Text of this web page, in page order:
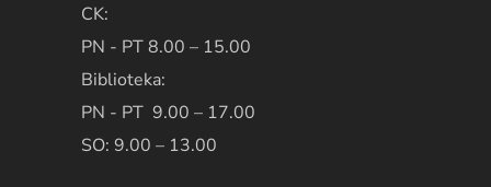
CK:
PN - PT 8.00 – 15.00
Biblioteka:
PN - PT 9.00 – 17.00
SO: 9.00 – 13.00